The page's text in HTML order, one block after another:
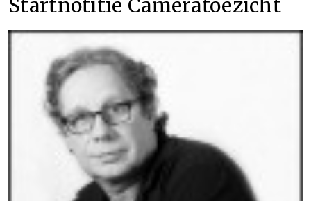
Startnotitie Cameratoezicht